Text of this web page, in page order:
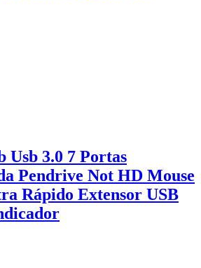
Usb 3.0 7 Portas
Pendrive Not HD Mouse
Rápido Extensor USB